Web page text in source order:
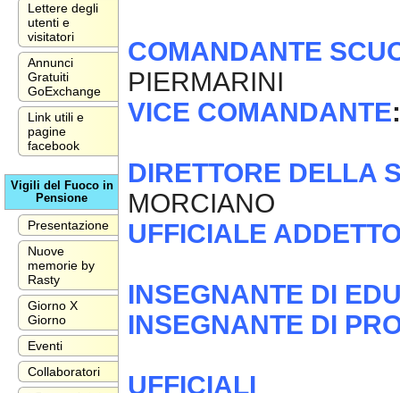
Lettere degli
utenti e
visitatori
Annunci
Gratuiti
GoExchange
Link utili e
pagine
facebook
Vigili del Fuoco in
Pensione
Presentazione
Nuove
memorie by
Rasty
Giorno X
Giorno
Eventi
Collaboratori
COMANDANTE
PIERMARINI
VICE COMANDANTE:
DIRETTORE DELLA
MORCIANO
UFFICIALE
INSEGNANTE DI
INSEGNANTE DI
UFFICIALI